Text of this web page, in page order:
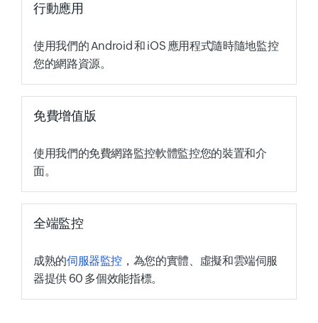
行動應用
使用我們的 Android 和 iOS 應用程式隨時隨地監控
您的網路資源。
免費增值版
使用我們的免費網路監控軟體監控您的裝置和介
面。
全端監控
成熟的伺服器監控 ，為您的實體、虛擬和雲端伺服
器提供 60 多個效能指標。